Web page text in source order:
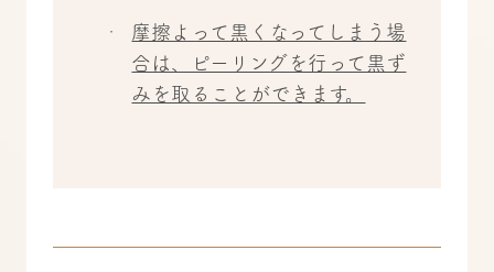
摩擦よって黒くなってしまう場
合は、ピーリングを行って黒ず
みを取ることができます。